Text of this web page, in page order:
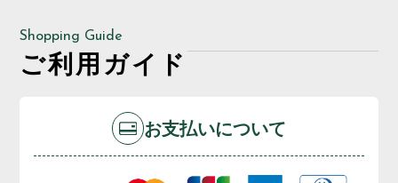
Shopping Guide
ご利用ガイド
お支払いについて